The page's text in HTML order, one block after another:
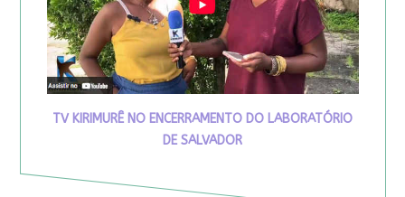
TV KIRIMURÊ NO ENCERRAMENTO DO LABORATÓRIO
DE SALVADOR